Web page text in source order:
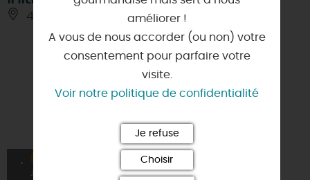
45450 - DONNERY
05
améliorer !
A vous de nous accorder (ou non) votre
consentement pour parfaire votre
visite.
Voir notre politique de confidentialité
Je refuse
Choisir